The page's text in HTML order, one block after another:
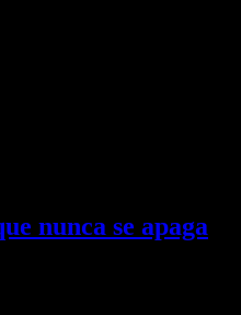
nunca se apaga